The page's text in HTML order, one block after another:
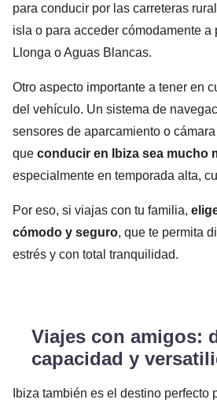
para conducir por las carreteras
isla o para acceder cómodamente a
Llonga o Aguas Blancas.
Otro aspecto importante a tener en
del vehículo. Un sistema de
sensores de aparcamiento o
que conducir en Ibiza sea mucho
especialmente en temporada alta,
Por eso, si viajas con tu familia,
cómodo y seguro, que te permita
estrés y con total tranquilidad.
Viajes con amigos:
capacidad y
Ibiza también es el destino perfecto